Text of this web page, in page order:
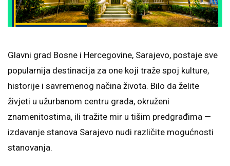
Glavni grad Bosne i Hercegovine, Sarajevo, postaje sve
popularnija destinacija za one koji traže spoj kulture,
historije i savremenog načina života. Bilo da želite
živjeti u užurbanom centru grada, okruženi
znamenitostima, ili tražite mir u tišim predgrađima —
izdavanje stanova Sarajevo nudi različite mogućnosti
stanovanja.